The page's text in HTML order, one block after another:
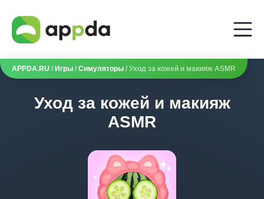
APPDA.RU / Игры / Симуляторы / Уход за кожей и макияж ASMR
Уход за кожей и макияж
ASMR